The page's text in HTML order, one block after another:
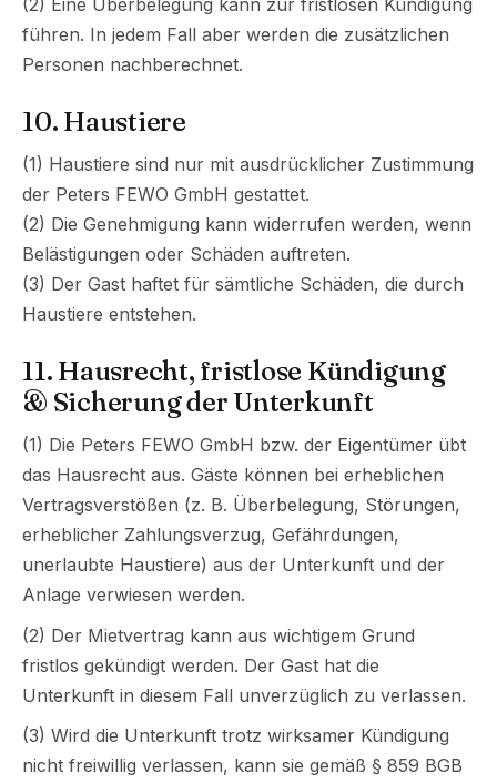
führen. In jedem Fall aber werden die zusätzlichen
Personen nachberechnet.
10. Haustiere
(1) Haustiere sind nur mit ausdrücklicher Zustimmung
der Peters FEWO GmbH gestattet.
(2) Die Genehmigung kann widerrufen werden, wenn
Belästigungen oder Schäden auftreten.
(3) Der Gast haftet für sämtliche Schäden, die durch
Haustiere entstehen.
11. Hausrecht, fristlose Kündigung
& Sicherung der Unterkunft
(1) Die Peters FEWO GmbH bzw. der Eigentümer übt
das Hausrecht aus. Gäste können bei erheblichen
Vertragsverstößen (z. B. Überbelegung, Störungen,
erheblicher Zahlungsverzug, Gefährdungen,
unerlaubte Haustiere) aus der Unterkunft und der
Anlage verwiesen werden.
(2) Der Mietvertrag kann aus wichtigem Grund
fristlos gekündigt werden. Der Gast hat die
Unterkunft in diesem Fall unverzüglich zu verlassen.
(3) Wird die Unterkunft trotz wirksamer Kündigung
nicht freiwillig verlassen, kann sie gemäß § 859 BGB